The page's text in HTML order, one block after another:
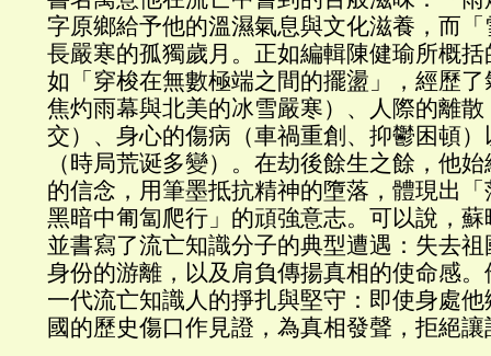
字原鄉給予他的溫濕氣息與文化滋養，而
長嚴寒的孤獨歲月。正如編輯陳健瑜所概
如「穿梭在無數極端之間的擺盪」，經歷
焦灼雨幕與北美的冰雪嚴寒）、人際的離
交）、身心的傷病（車禍重創、抑鬱困頓
（時局荒诞多變）。在劫後餘生之餘，他
的信念，用筆墨抵抗精神的墮落，體現出
黑暗中匍匐爬行」的頑強意志。可以說，
並書寫了流亡知識分子的典型遭遇：失去
身份的游離，以及肩負傳揚真相的使命感
一代流亡知識人的掙扎與堅守：即使身處
國的歷史傷口作見證，為真相發聲，拒絕